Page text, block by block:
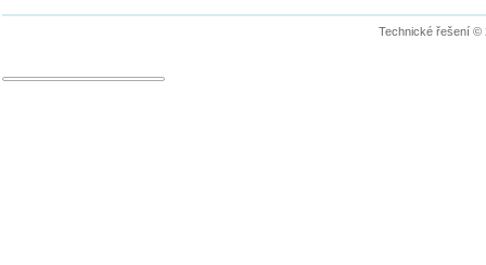
Technické řešení ©